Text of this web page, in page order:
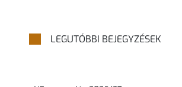
LEGUTÓBBI BEJEGYZÉSEK